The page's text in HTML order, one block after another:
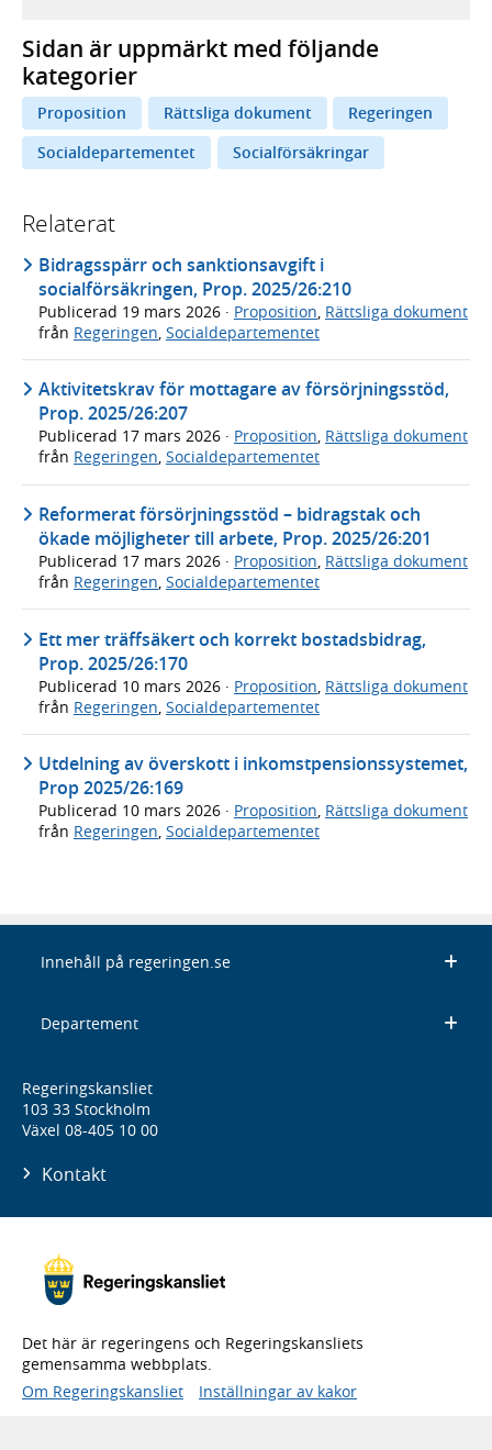
Sidan är uppmärkt med följande
kategorier
Proposition Rättsliga dokument
Regeringen
Socialdepartementet
Socialförsäkringar
Relaterat
Bidragsspärr och sanktionsavgift i
socialförsäkringen, Prop. 2025/26:210
Publicerad 19 mars 2026 · Proposition Rättsliga dokument
från Regeringen Socialdepartementet
Aktivitetskrav för mottagare av försörjningsstöd,
Prop. 2025/26:207
Publicerad 17 mars 2026 · Proposition, Rättsliga dokument
från Regeringen, Socialdepartementet
Reformerat försörjningsstöd – bidragstak och
ökade möjligheter till arbete, Prop. 2025/26:201
Publicerad 17 mars 2026 · Proposition, Rättsliga dokument
från Regeringen, Socialdepartementet
Ett mer träffsäkert och korrekt bostadsbidrag,
Prop. 2025/26:170
Publicerad 10 mars 2026 · Proposition Rättsliga dokument
från Regeringen Socialdepartementet
Utdelning av överskott i inkomstpensionssystemet,
Prop 2025/26:169
Publicerad 10 mars 2026 · Proposition, Rättsliga dokument
från Regeringen, Socialdepartementet
Innehåll på regeringen.se
Departement
Regeringskansliet
103 33 Stockholm
Växel 08-405 10 00
Kontakt
Det här är regeringens och Regeringskansliets
gemensamma webbplats.
Om Regeringskansliet
Inställningar av kakor